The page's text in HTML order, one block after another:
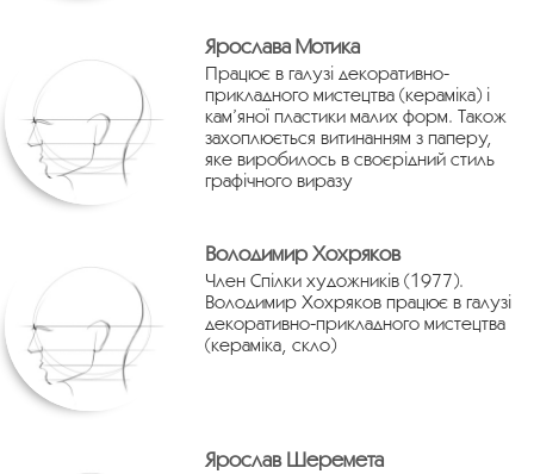
Ярослава Мотика
Працює в галузі декоративно-
прикладного мистецтва (кераміка) і
кам’яної пластики малих форм. Також
захоплюється витинанням з паперу,
яке виробилось в своєрідний стиль
графічного виразу
Володимир Хохряков
Член Спілки художників (1977).
Володимир Хохряков працює в галузі
декоративно-прикладного мистецтва
(кераміка, скло)
Ярослав Шеремета